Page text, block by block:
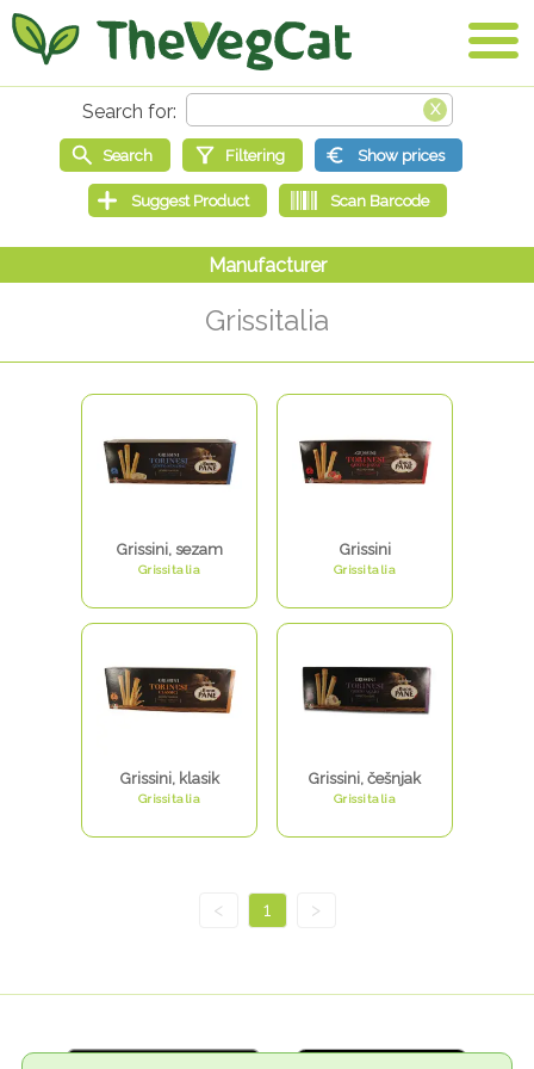
Grissitalia
Grissini, sezam
Grissitalia
Grissini
Grissitalia
Grissini, klasik
Grissitalia
Grissini, češnjak
Grissitalia
< 1 >